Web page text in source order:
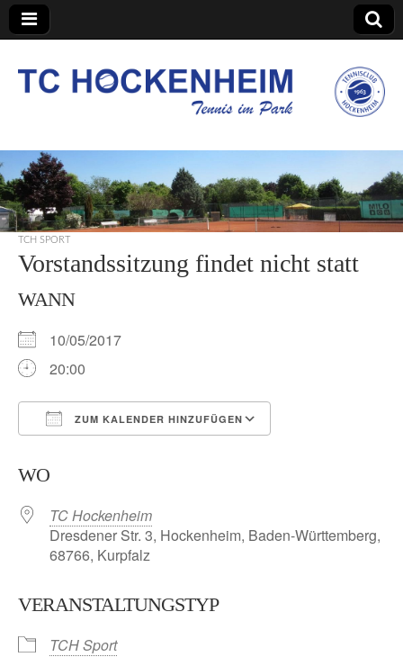
TC Hockenheim
TCH SPORT
Vorstandssitzung findet nicht statt
WANN
10/05/2017
20:00
ZUM KALENDER HINZUFÜGEN
WO
TC Hockenheim
Dresdener Str. 3, Hockenheim, Baden-Württemberg,
68766, Kurpfalz
VERANSTALTUNGSTYP
TCH Sport